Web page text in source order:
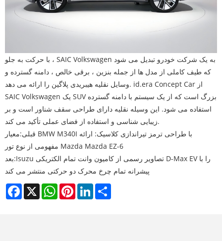
با حرکت به جلو ، SAIC Volkswagen به یک شرکت خودرو تبدیل می شود
که طیف کاملی از مدل ها از جمله بنزین ، برقی خالص ، دامنه گسترده و
وسایل نقلیه هیبریدی پلاگین را ارائه می دهد. id.era Concept Car از
SAIC Volkswagen یک SUV بزرگ است که از یک سیستم با دامنه گسترده
استفاده می شود. این وسیله نقلیه دارای طراحی سقف شناور است و بر
زیبایی شناسی و استفاده از فضای عملی تأکید می کند.
قبلی:معیار BMW M340I با طراحی ترمز تیراندازی کلاسیک: ارائه
مفهومی از نوع تور Mazda Mazda EZ-6
بعد:Isuzu تصاویر رسمی از کامیون وانت تمام الکتریکی D-Max EV را با
پیشرانه تمام چرخ محرک دو حرکتی منتشر می کند
Facebook
X WhatsAppPinterestLinkedIn